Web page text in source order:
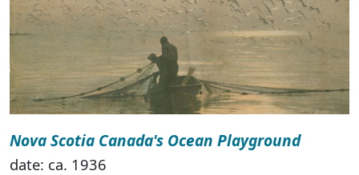
Nova Scotia Canada's Ocean Playground
date: ca. 1936